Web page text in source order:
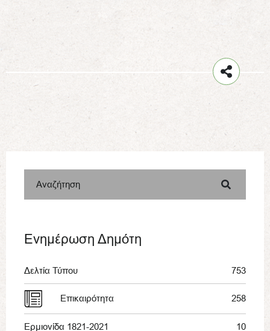
Αναζήτηση
Ενημέρωση Δημότη
Δελτία Τύπου 753
Επικαιρότητα 258
Ερμιονίδα 1821-2021 10